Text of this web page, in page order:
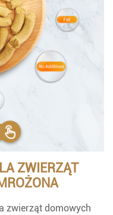
ZWIERZĄT
zwierząt domowych